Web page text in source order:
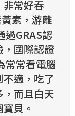
常好吞
素，游離
過GRAS認
國際認證
常常看電腦
適，吃了
而且白天
貝。